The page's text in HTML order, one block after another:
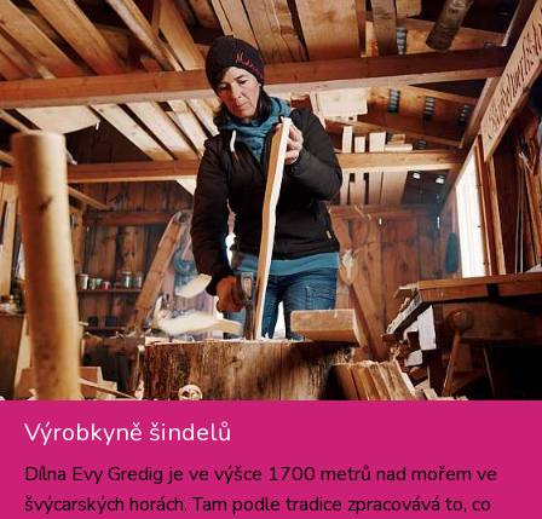
Výrobkyně šindelů
Dílna Evy Gredig je ve výšce 1700 metrů nad mořem ve
švýcarských horách. Tam podle tradice zpracovává to, co